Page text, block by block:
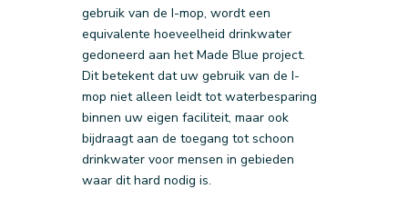
gebruik van de I-mop, wordt een
equivalente hoeveelheid drinkwater
gedoneerd aan het Made Blue project.
Dit betekent dat uw gebruik van de I-
mop niet alleen leidt tot waterbesparing
binnen uw eigen faciliteit, maar ook
bijdraagt aan de toegang tot schoon
drinkwater voor mensen in gebieden
waar dit hard nodig is.